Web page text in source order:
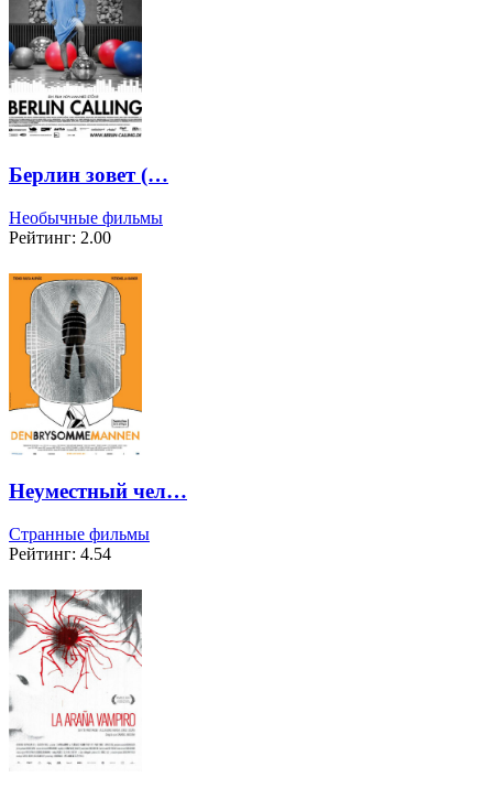
Берлин зовет (…
Необычные фильмы
Рейтинг: 2.00
Неуместный чел…
Странные фильмы
Рейтинг: 4.54